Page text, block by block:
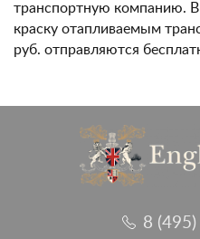
транспортную компанию.
краску отапливаемым
руб. отправляются
8